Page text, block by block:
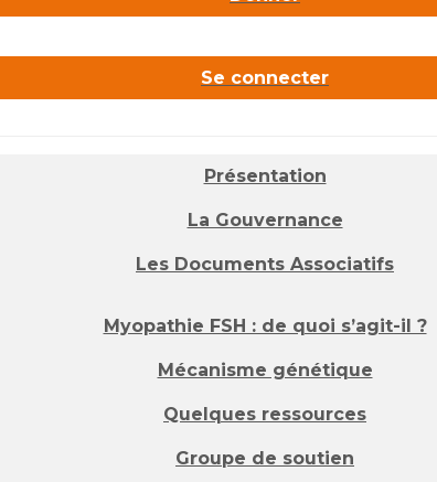
Se connecter
Présentation
La Gouvernance
Les Documents Associatifs
Myopathie FSH : de quoi s’agit-il ?
Mécanisme génétique
Quelques ressources
Groupe de soutien